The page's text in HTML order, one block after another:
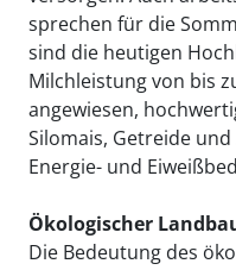
sprechen für die
sind die heutigen
Milchleistung von bis
angewiesen,
Silomais, Getreide
Energie- und
Ökologischer
Die Bedeutung des